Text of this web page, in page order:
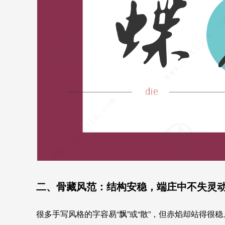
二、骨藏风范：结构安稳，端庄中不失灵
很多手写风格的字容易“飘”或“散”，但赤焰却站得很